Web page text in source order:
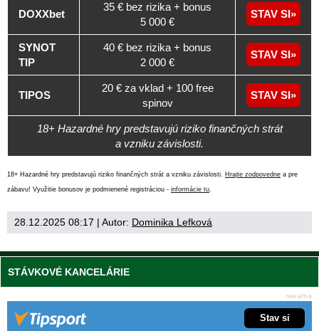
DOXXbet
35 € bez rizika + bonus
5 000 €
STAV SI
SYNOT
TIP
40 € bez rizika + bonus
2 000 €
STAV SI
TIPOS
20 € za vklad + 100 free
spinov
STAV SI
18+ Hazardné hry predstavujú riziko finančných strát
a vzniku závislosti.
18+ Hazardné hry predstavujú riziko finančných strát a vzniku závislosti. Hrajte zodpovedne a pre
zábavu! Využitie bonusov je podmienené registráciou - informácie tu.
28.12.2025 08:17 | Autor: Dominika Lefková
STÁVKOVÉ KANCELÁRIE
Stav si